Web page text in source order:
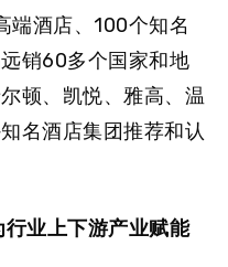
端酒店、100个知名
销60多个国家和地
顿、凯悦、雅高、温
名酒店集团推荐和认
业上下游产业赋能